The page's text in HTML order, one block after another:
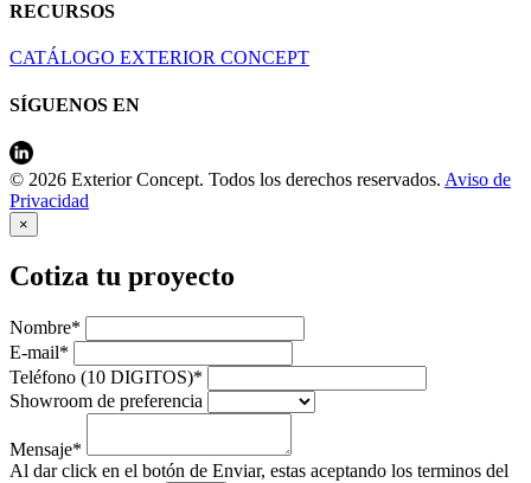
RECURSOS
CATÁLOGO EXTERIOR CONCEPT
SÍGUENOS EN
© 2026 Exterior Concept. Todos los derechos reservados. Aviso de
Privacidad
×
Cotiza tu proyecto
Nombre*
E-mail*
Teléfono (10 DIGITOS)*
Showroom de preferencia
Mensaje*
Al dar click en el botón de Enviar, estas aceptando los terminos del